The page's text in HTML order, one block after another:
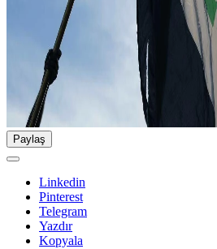
Paylaş
Linkedin
Pinterest
Telegram
Yazdır
Kopyala